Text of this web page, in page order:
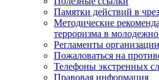
Памятки действий в
Методические
терроризма в
Регламенты
Пожаловаться на
Телефоны экстренных
Правовая информация